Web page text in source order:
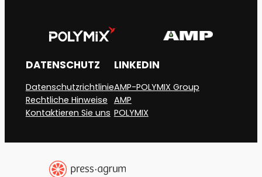
DATENSCHUTZ
Datenschutzrichtlinie
Rechtliche Hinweise
Kontaktieren Sie uns
LINKEDIN
AMP-POLYMIX Group
AMP
POLYMIX